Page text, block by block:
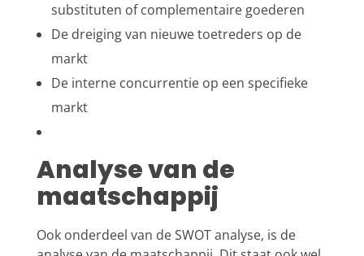
substituten of complementaire goederen
De dreiging van nieuwe toetreders op de
markt
De interne concurrentie op een specifieke
markt
Analyse van de
maatschappij
Ook onderdeel van de SWOT analyse, is de